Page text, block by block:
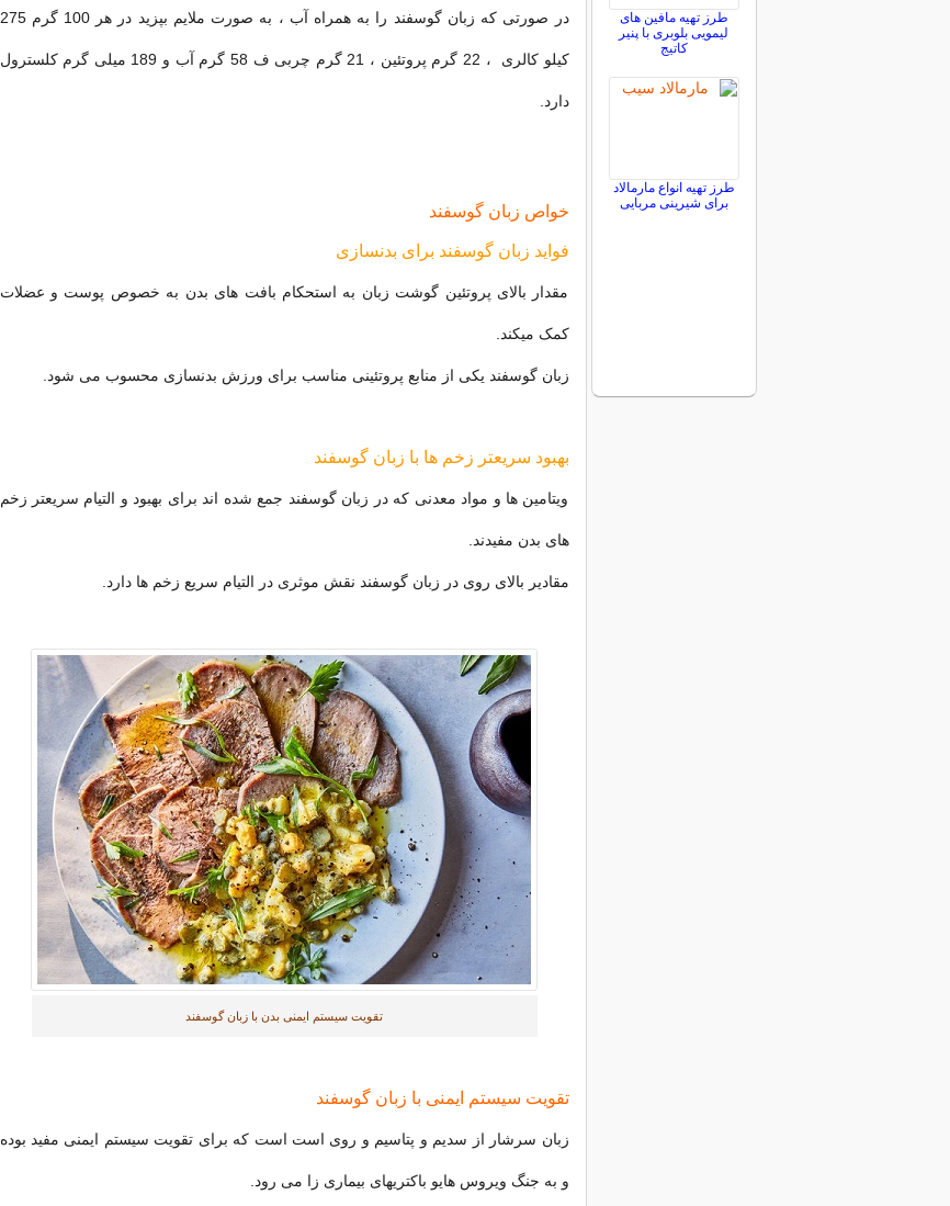
در صورتی که زبان گوسفند را به همراه آب ، به صورت ملایم بپزید در هر 100 گرم 275
کیلو کالری ، 22 گرم پروتئین ، 21 گرم چربی ف 58 گرم آب و 189 میلی گرم کلسترول
دارد.
خواص زبان گوسفند
فواید زبان گوسفند برای بدنسازی
مقدار بالای پروتئین گوشت زبان به استحکام بافت های بدن به خصوص پوست و عضلات
کمک میکند.
زبان گوسفند یکی از منابع پروتئینی مناسب برای ورزش بدنسازی محسوب می شود.
بهبود سریعتر زخم ها با زبان گوسفند
ویتامین ها و مواد معدنی که در زبان گوسفند جمع شده اند برای بهبود و التیام سریعتر زخم
های بدن مفیدند.
مقادیر بالای روی در زبان گوسفند نقش موثری در التیام سریع زخم ها دارد.
تقویت سیستم ایمنی بدن با زبان گوسفند
تقویت سیستم ایمنی با زبان گوسفند
زبان سرشار از سدیم و پتاسیم و روی است است که برای تقویت سیستم ایمنی مفید بوده
و به جنگ ویروس هایو باکتریهای بیماری زا می رود.
طرز تهیه مافین های
لیمویی بلوبری با پنیر
کاتیج
طرز تهیه انواع مارمالاد
برای شیرینی مربایی